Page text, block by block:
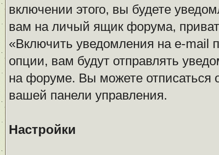
включении этого, вы будете
вам на личый ящик форума,
«Включить уведомления на e-
опции, вам будут отправлять
на форуме. Вы можете отписаться
вашей панели управления.
Настройки